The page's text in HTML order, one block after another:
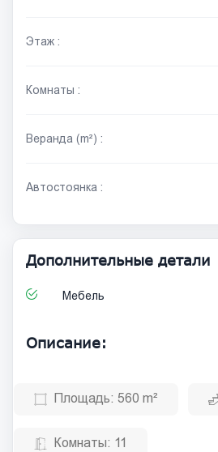
Этаж :
Комнаты :
Веранда (m²) :
Автостоянка :
Дополнительные детали
Мебель
Описание:
Площадь: 560 m²
Комнаты: 11